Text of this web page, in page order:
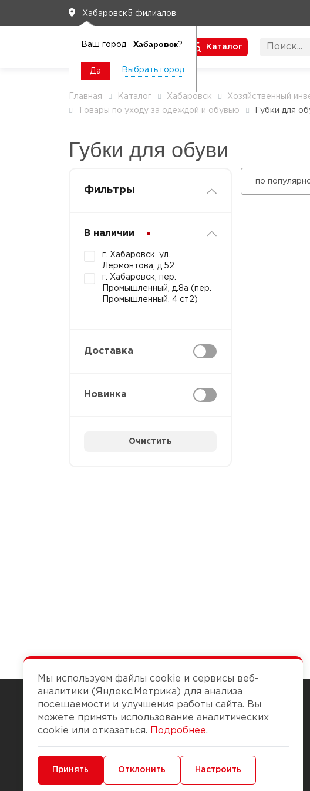
Хабаровск5 филиалов
Ваш город Хабаровск?
Да Выбрать город
Каталог
Главная Каталог Хабаровск Хозяйственный
Товары по уходу за одеждой и обувью
Губки для
Губки для обуви
Фильтры
В наличии
г. Хабаровск, ул.
Лермонтова, д.52
г. Хабаровск, пер.
Промышленный, д.8а (пер.
Промышленный, 4 ст2)
Доставка
Новинка
Очистить
по
Чтобы вам легко работалось
Доставка и оплата
Мы используем файлы cookie и сервисы веб-
аналитики (Яндекс.Метрика) для анализа
посещаемости и улучшения работы сайта. Вы
можете принять использование аналитических
cookie или отказаться.
Подробнее.
Минимальные Функциональные/Аналитические
Принять Отклонить Настроить